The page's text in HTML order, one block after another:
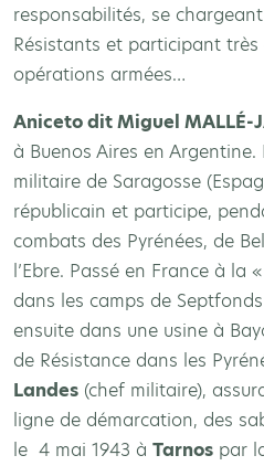
responsabilités, se
Résistants et participant
opérations armées…
Aniceto dit Miguel MALLÉ-
à Buenos Aires en Argentine.
militaire de Saragosse
républicain et participe,
combats des Pyrénées, de
l’Ebre. Passé en France à la
dans les camps de
ensuite dans une usine à
de Résistance dans les
Landes (chef militaire),
ligne de démarcation, des
le 4 mai 1943 à Tarnos par